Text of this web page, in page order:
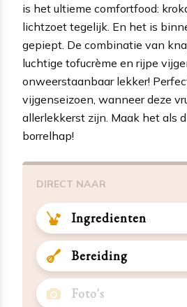
is het ultieme comfortfood:
lichtzoet tegelijk. En het is
gepiept. De combinatie van
luchtige tofucrème en rijpe
onweerstaanbaar lekker!
vijgenseizoen, wanneer deze
allerlekkerst zijn. Maak het als
borrelhap!
DIRECT NAAR
Ingredienten
Bereiding
Foto's